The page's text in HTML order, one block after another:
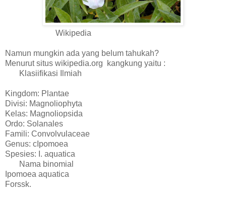
Wikipedia
Namun mungkin ada yang belum tahukah?
Menurut situs wikipedia.org kangkung yaitu :
Klasiifikasi Ilmiah
Kingdom: Plantae
Divisi: Magnoliophyta
Kelas: Magnoliopsida
Ordo: Solanales
Famili: Convolvulaceae
Genus: cIpomoea
Spesies: I. aquatica
Nama binomial
Ipomoea aquatica
Forssk.